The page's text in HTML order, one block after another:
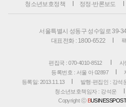
청소년보호정책 정정·반론보도
서울특별시 성동구 성수일로 39-
대표전화 : 1800-6522
편집국 : 070-4010-8512
사
등록번호 : 서울 아 02897
등록일: 2013.11.13
발행·편집인 : 강석
청소년보호책임자 : 강석운
Copyright ⓒ BUSINESSPOST